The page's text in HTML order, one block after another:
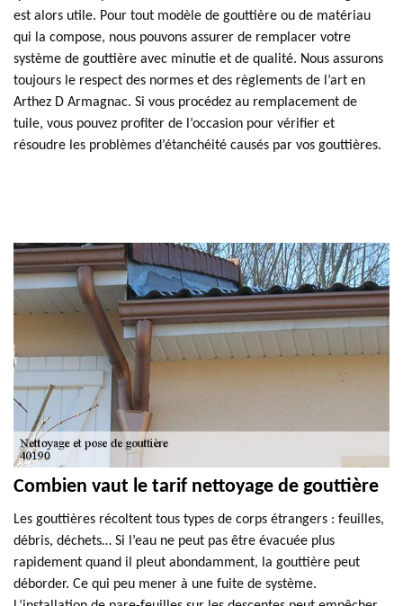
est alors utile. Pour tout modèle de gouttière ou de matériau
qui la compose, nous pouvons assurer de remplacer votre
système de gouttière avec minutie et de qualité. Nous assurons
toujours le respect des normes et des règlements de l’art en
Arthez D Armagnac. Si vous procédez au remplacement de
tuile, vous pouvez profiter de l’occasion pour vérifier et
résoudre les problèmes d’étanchéité causés par vos gouttières.
Combien vaut le tarif nettoyage de gouttière
Les gouttières récoltent tous types de corps étrangers : feuilles,
débris, déchets… Si l’eau ne peut pas être évacuée plus
rapidement quand il pleut abondamment, la gouttière peut
déborder. Ce qui peu mener à une fuite de système.